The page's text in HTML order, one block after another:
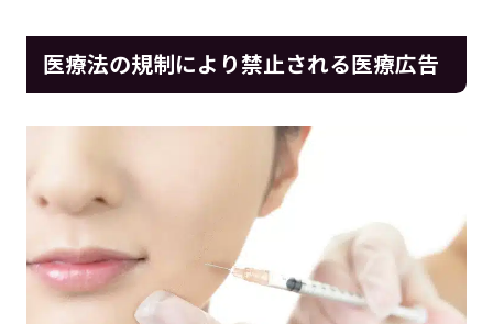
医療法の規制により禁止される医療広告